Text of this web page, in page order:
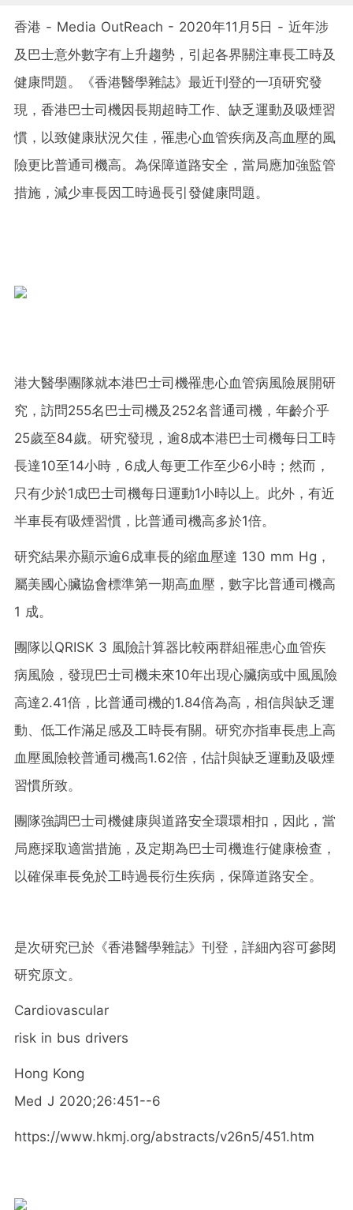
香港 - Media OutReach - 2020年11月5日 - 近年涉
及巴士意外數字有上升趨勢，引起各界關注車長工時及
健康問題。《香港醫學雜誌》最近刊登的一項研究發
現，香港巴士司機因長期超時工作、缺乏運動及吸煙習
慣，以致健康狀況欠佳，罹患心血管疾病及高血壓的風
險更比普通司機高。為保障道路安全，當局應加強監管
措施，減少車長因工時過長引發健康問題。
港大醫學團隊就本港巴士司機罹患心血管病風險展開研
究，訪問255名巴士司機及252名普通司機，年齡介乎
25歲至84歲。研究發現，逾8成本港巴士司機每日工時
長達10至14小時，6成人每更工作至少6小時；然而，
只有少於1成巴士司機每日運動1小時以上。此外，有近
半車長有吸煙習慣，比普通司機高多於1倍。
研究結果亦顯示逾6成車長的縮血壓達 130 mm Hg，
屬美國心臟協會標準第一期高血壓，數字比普通司機高
1 成。
團隊以QRISK 3 風險計算器比較兩群組罹患心血管疾
病風險，發現巴士司機未來10年出現心臟病或中風風險
高達2.41倍，比普通司機的1.84倍為高，相信與缺乏運
動、低工作滿足感及工時長有關。研究亦指車長患上高
血壓風險較普通司機高1.62倍，估計與缺乏運動及吸煙
習慣所致。
團隊強調巴士司機健康與道路安全環環相扣，因此，當
局應採取適當措施，及定期為巴士司機進行健康檢查，
以確保車長免於工時過長衍生疾病，保障道路安全。
是次研究已於《香港醫學雜誌》刊登，詳細內容可參閱
研究原文。
Cardiovascular
risk in bus drivers
Hong Kong
Med J 2020;26:451--6
https://www.hkmj.org/abstracts/v26n5/451.htm